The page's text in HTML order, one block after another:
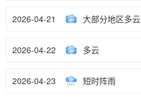
2026-04-21 大部分地区多云
2026-04-22 多云
2026-04-23 短时阵雨